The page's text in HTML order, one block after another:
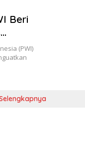
Beri
(PWI)